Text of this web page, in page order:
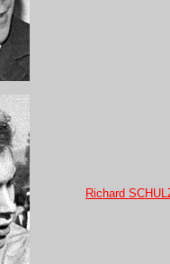
Richard